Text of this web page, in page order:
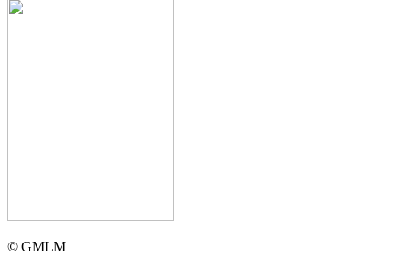
© GMLM